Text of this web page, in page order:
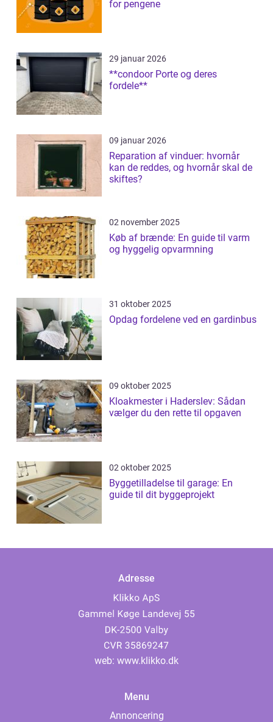
for pengene
29 januar 2026
**condoor Porte og deres
fordele**
09 januar 2026
Reparation af vinduer: hvornår
kan de reddes, og hvornår skal de
skiftes?
02 november 2025
Køb af brænde: En guide til varm
og hyggelig opvarmning
31 oktober 2025
Opdag fordelene ved en gardinbus
09 oktober 2025
Kloakmester i Haderslev: Sådan
vælger du den rette til opgaven
02 oktober 2025
Byggetilladelse til garage: En
guide til dit byggeprojekt
Adresse
web: www.klikko.dk
Menu
Annoncering